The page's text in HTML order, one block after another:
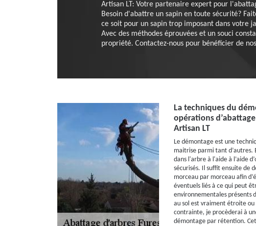
Artisan LT: Votre partenaire expert pour
Besoin d'abattre un sapin en toute sécurité?
ce soit pour un sapin trop imposant dans votre
Avec des méthodes éprouvées et un souci
propriété. Contactez-nous pour bénéficier de
La techniques du
opérations
Artisan LT
Le démontage est une
maitrise parmi tant d’autres.
dans l'arbre à l'aide à l’aide
sécurisés. Il suffit ensuite de
morceau par morceau afin
éventuels liés à ce qui peut
environnementales présents
au sol est vraiment étroite
contrainte, je procèderai à
démontage par rétention.